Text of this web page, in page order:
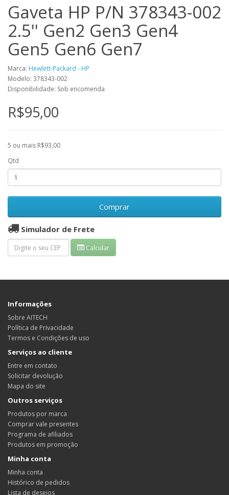
Gaveta HP P/N 378343-002
2.5'' Gen2 Gen3 Gen4
Gen5 Gen6 Gen7
Marca: Hewlett-Packard - HP
Modelo: 378343-002
Disponibilidade: Sob encomenda
R$95,00
5 ou mais R$93,00
Qtd
Comprar
Simulador de Frete
Calcular
Informações
Sobre AITECH
Política de Privacidade
Termos e Condições de uso
Serviços ao cliente
Entre em contato
Solicitar devolução
Mapa do site
Outros serviços
Produtos por marca
Comprar vale presentes
Programa de afiliados
Produtos em promoção
Minha conta
Minha conta
Histórico de pedidos
Lista de desejos